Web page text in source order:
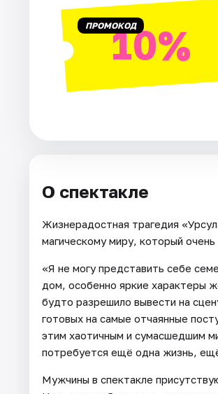
Артисты ПРОМОКОД10%
О спектакле
Жизнерадостная трагедия
магическому миру, который
«Я не могу представить себе
дом, особенно яркие характеры
будто разрешило вывести на
готовых на самые отчаянные
этим хаотичным и сумасшедшим
потребуется ещё одна жизнь,
Мужчины в спектакле